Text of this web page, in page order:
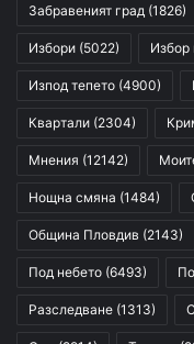
Забравеният град (1826)
Избори (5022) Избор
Изпод тепето (4900)
Квартали (2304)
Мнения (12142)
Нощна смяна (1484)
Община Пловдив (2143)
Под небето (6493)
Разследване (1313)